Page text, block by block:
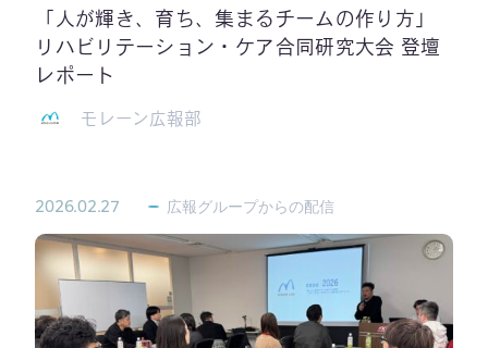
「人が輝き、育ち、集まるチームの作り方」
リハビリテーション・ケア合同研究大会 登壇
レポート
モレーン広報部
2026.02.27 広報グループからの配信